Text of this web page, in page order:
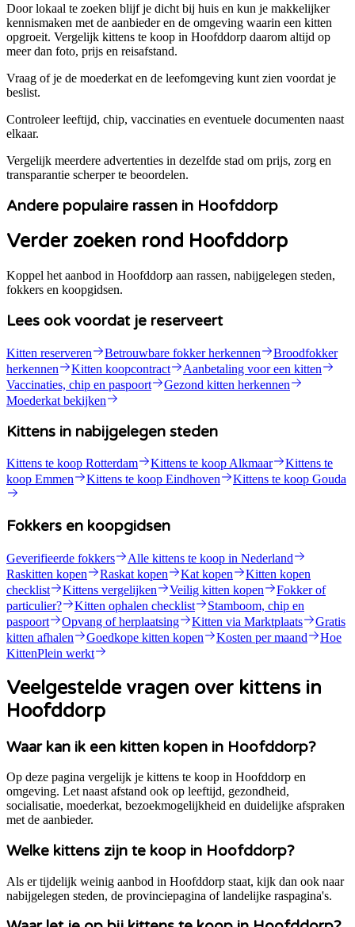
Door lokaal te zoeken blijf je dicht bij huis en kun je makkelijker
kennismaken met de aanbieder en de omgeving waarin een kitten
opgroeit. Vergelijk kittens te koop in Hoofddorp daarom altijd op
meer dan foto, prijs en reisafstand.
Vraag of je de moederkat en de leefomgeving kunt zien voordat je
beslist.
Controleer leeftijd, chip, vaccinaties en eventuele documenten naast
elkaar.
Vergelijk meerdere advertenties in dezelfde stad om prijs, zorg en
transparantie scherper te beoordelen.
Andere populaire rassen in Hoofddorp
Verder zoeken rond Hoofddorp
Koppel het aanbod in Hoofddorp aan rassen, nabijgelegen steden,
fokkers en koopgidsen.
Lees ook voordat je reserveert
Kitten reserveren Betrouwbare fokker herkennen
Broodfokker
herkennen
Kitten koopcontract
Aanbetaling voor een kitten
Vaccinaties, chip en paspoort
Gezond kitten herkennen
Moederkat bekijken
Kittens in nabijgelegen steden
Kittens te koop Rotterdam Kittens te koop Alkmaar
Kittens te
koop Emmen
Kittens te koop Eindhoven Kittens te koop Gouda
Fokkers en koopgidsen
Geverifieerde fokkers
Alle kittens te koop in Nederland
Raskitten kopen
Raskat kopen Kat kopen
Kitten kopen
checklist
Kittens vergelijken Veilig kitten kopen
Fokker of
particulier?
Kitten ophalen checklist
Stamboom, chip en
paspoort
Opvang of herplaatsing Kitten via Marktplaats
Gratis
kitten afhalen
Goedkope kitten kopen Kosten per maand
Hoe
KittenPlein werkt
Veelgestelde vragen over kittens in
Hoofddorp
Waar kan ik een kitten kopen in Hoofddorp?
Op deze pagina vergelijk je kittens te koop in Hoofddorp en
omgeving. Let naast afstand ook op leeftijd, gezondheid,
socialisatie, moederkat, bezoekmogelijkheid en duidelijke afspraken
met de aanbieder.
Welke kittens zijn te koop in Hoofddorp?
Als er tijdelijk weinig aanbod in Hoofddorp staat, kijk dan ook naar
nabijgelegen steden, de provinciepagina of landelijke raspagina's.